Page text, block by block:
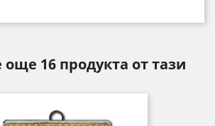
още 16 продукта от тази